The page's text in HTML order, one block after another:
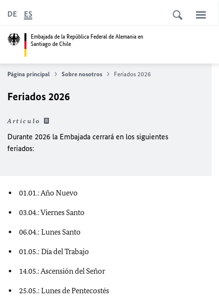
Embajada de la República Federal de Alemania en
Santiago de Chile
DE ES
Página principal Sobre nosotros Feriados 2026
Feriados 2026
Artículo
Durante 2026 la Embajada cerrará en los siguientes
feriados:
01.01.: Año Nuevo
03.04.: Viernes Santo
06.04.: Lunes Santo
01.05.: Día del Trabajo
14.05.: Ascensión del Señor
25.05.: Lunes de Pentecostés